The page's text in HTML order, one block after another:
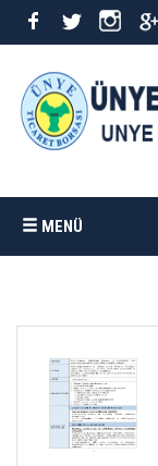
MENÜ
İSTATISTIKLER